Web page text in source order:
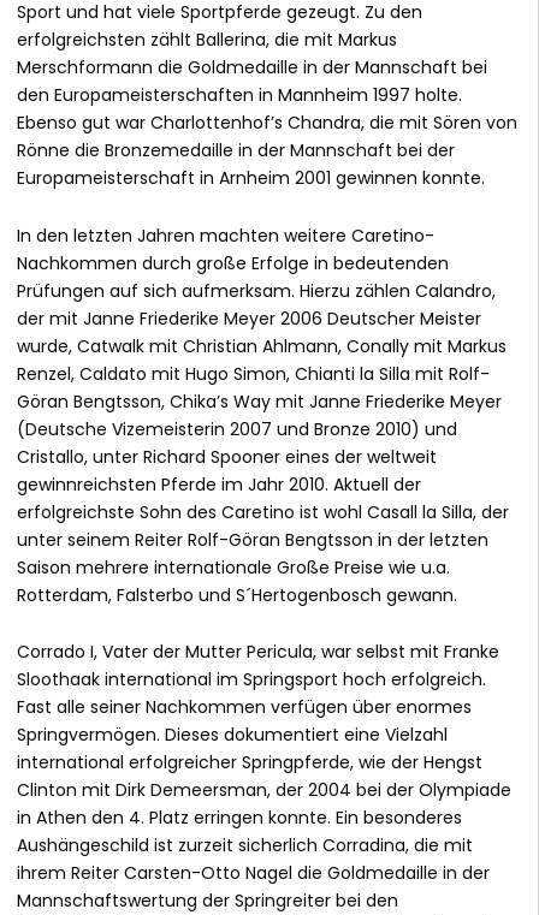
Sport und hat viele Sportpferde gezeugt. Zu den
erfolgreichsten zählt Ballerina, die mit Markus
Merschformann die Goldmedaille in der Mannschaft bei
den Europameisterschaften in Mannheim 1997 holte.
Ebenso gut war Charlottenhof’s Chandra, die mit Sören von
Rönne die Bronzemedaille in der Mannschaft bei der
Europameisterschaft in Arnheim 2001 gewinnen konnte.
In den letzten Jahren machten weitere Caretino-
Nachkommen durch große Erfolge in bedeutenden
Prüfungen auf sich aufmerksam. Hierzu zählen Calandro,
der mit Janne Friederike Meyer 2006 Deutscher Meister
wurde, Catwalk mit Christian Ahlmann, Conally mit Markus
Renzel, Caldato mit Hugo Simon, Chianti la Silla mit Rolf-
Göran Bengtsson, Chika’s Way mit Janne Friederike Meyer
(Deutsche Vizemeisterin 2007 und Bronze 2010) und
Cristallo, unter Richard Spooner eines der weltweit
gewinnreichsten Pferde im Jahr 2010. Aktuell der
erfolgreichste Sohn des Caretino ist wohl Casall la Silla, der
unter seinem Reiter Rolf-Göran Bengtsson in der letzten
Saison mehrere internationale Große Preise wie u.a.
Rotterdam, Falsterbo und S´Hertogenbosch gewann.
Corrado I, Vater der Mutter Pericula, war selbst mit Franke
Sloothaak international im Springsport hoch erfolgreich.
Fast alle seiner Nachkommen verfügen über enormes
Springvermögen. Dieses dokumentiert eine Vielzahl
international erfolgreicher Springpferde, wie der Hengst
Clinton mit Dirk Demeersman, der 2004 bei der Olympiade
in Athen den 4. Platz erringen konnte. Ein besonderes
Aushängeschild ist zurzeit sicherlich Corradina, die mit
ihrem Reiter Carsten-Otto Nagel die Goldmedaille in der
Mannschaftswertung der Springreiter bei den